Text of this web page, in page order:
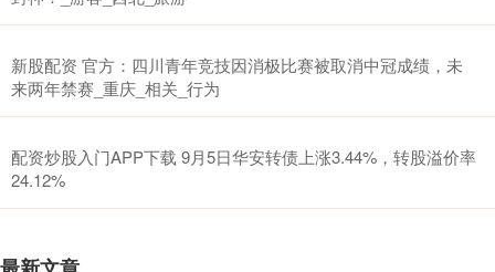
新股配资 官方：四川青年竞技因消极比赛被取消中冠成绩，未
来两年禁赛_重庆_相关_行为
配资炒股入门APP下载 9月5日华安转债上涨3.44%，转股溢价率
24.12%